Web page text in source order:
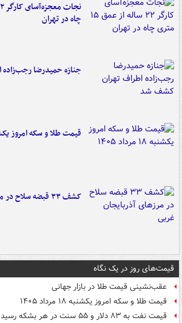
چاه در تهران
جنازه حمیدرضا
قیمت طلا و سکه امروز یکشنبه ۱۸
کشف ۳۳ قبضه سلاح در مرزهای آذربایجان غربی
قیمت‌های روز در یک نگاه
عقب‌نشینی قیمت طلا در بازار جهانی
قیمت طلا و سکه امروز یکشنبه ۱۸ مرداد ۱۴۰۵
قیمت نفت به ۸۳ دلار و ۵۵ سنت در هر بشکه رسید